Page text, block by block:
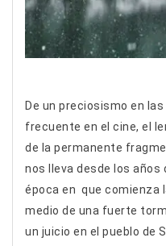
De un preciosismo en
frecuente en el cine, el
de la permanente
nos lleva desde los años
época en que comienza
medio de una fuerte
un juicio en el pueblo de